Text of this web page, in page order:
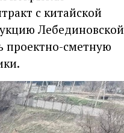
с китайской
Лебединовской
проектно-сметную